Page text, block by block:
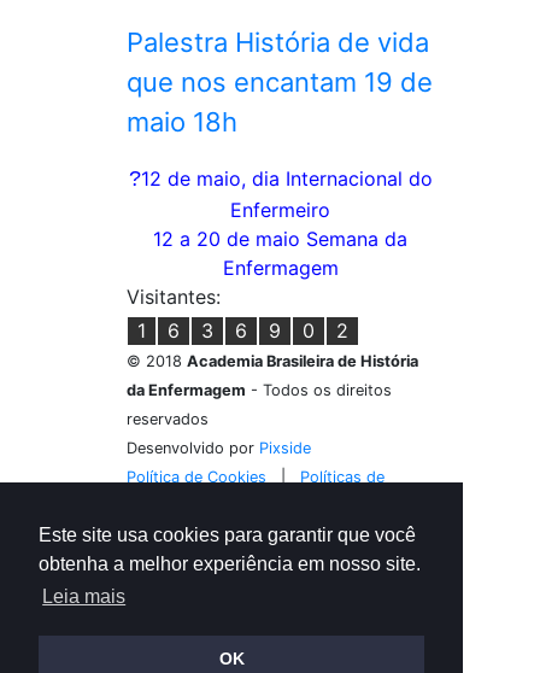
Este site usa cookies para garantir que você
obtenha a melhor experiência em nosso site.
Leia mais
OK
Palestra História de vida
que nos encantam 19 de
maio 18h
?12 de maio, dia Internacional do
Enfermeiro
12 a 20 de maio Semana da
Enfermagem
Visitantes:
1
6 3 6 9 0 2
© 2018 Academia Brasileira de História
da Enfermagem - Todos os direitos
reservados
Desenvolvido por Pixside
Política de Cookies
Políticas de